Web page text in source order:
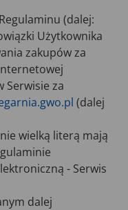
(dalej:
Użytkownika
zakupów za
Serwisie za
(dalej
wielką literą mają
- Serwis
dalej